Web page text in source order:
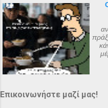
Επικοινωνήστε μαζί μας!